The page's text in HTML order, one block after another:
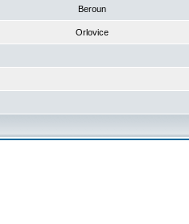
Beroun
Orlovice